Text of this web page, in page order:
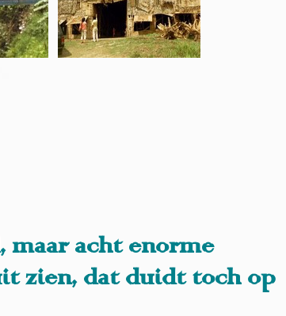
acht enorme
zien, dat duidt toch op